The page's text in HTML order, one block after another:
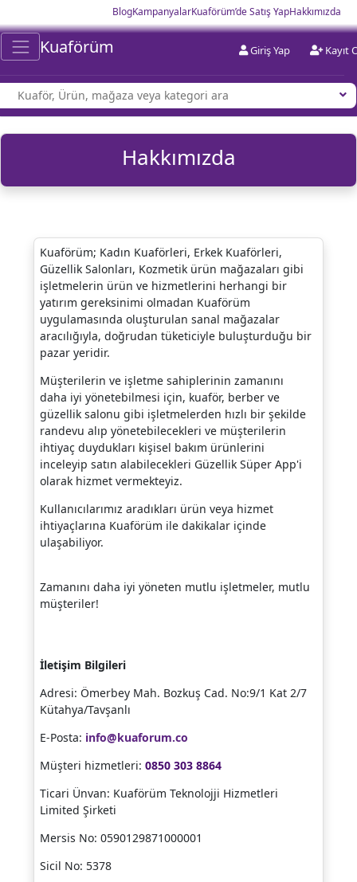
BlogKampanyalarKuaförüm’de Satış YapHakkımızda
Kuaförüm Giriş Yap Kayıt
Hakkımızda
Kuaförüm; Kadın Kuaförleri, Erkek Kuaförleri,
Güzellik Salonları, Kozmetik ürün mağazaları gibi
işletmelerin ürün ve hizmetlerini herhangi bir
yatırım gereksinimi olmadan Kuaförüm
uygulamasında oluşturulan sanal mağazalar
aracılığıyla, doğrudan tüketiciyle buluşturduğu bir
pazar yeridir.
Müşterilerin ve işletme sahiplerinin zamanını
daha iyi yönetebilmesi için, kuaför, berber ve
güzellik salonu gibi işletmelerden hızlı bir şekilde
randevu alıp yönetebilecekleri ve müşterilerin
ihtiyaç duydukları kişisel bakım ürünlerini
inceleyip satın alabilecekleri Güzellik Süper App'i
olarak hizmet vermekteyiz.
Kullanıcılarımız aradıkları ürün veya hizmet
ihtiyaçlarına Kuaförüm ile dakikalar içinde
ulaşabiliyor.
Zamanını daha iyi yöneten mutlu işletmeler, mutlu
müşteriler!
İletişim Bilgileri
Adresi: Ömerbey Mah. Bozkuş Cad. No:9/1 Kat 2/7
Kütahya/Tavşanlı
E-Posta: info@kuaforum.co
Müşteri hizmetleri: 0850 303 8864
Ticari Ünvan: Kuaförüm Teknolojji Hizmetleri
Limited Şirketi
Mersis No: 0590129871000001
Sicil No: 5378